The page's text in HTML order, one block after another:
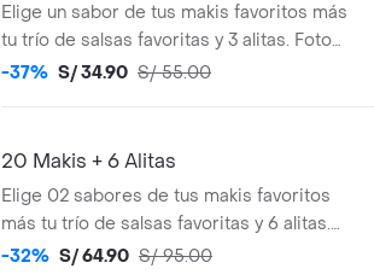
Elige un sabor de tus makis favoritos más
tu trío de salsas favoritas y 3 alitas. Foto
Referencial
-37% S/ 34.90 S/ 55.00
20 Makis + 6 Alitas
Elige 02 sabores de tus makis favoritos
más tu trío de salsas favoritas y 6 alitas.
Foto Referencial
-32% S/ 64.90 S/ 95.00